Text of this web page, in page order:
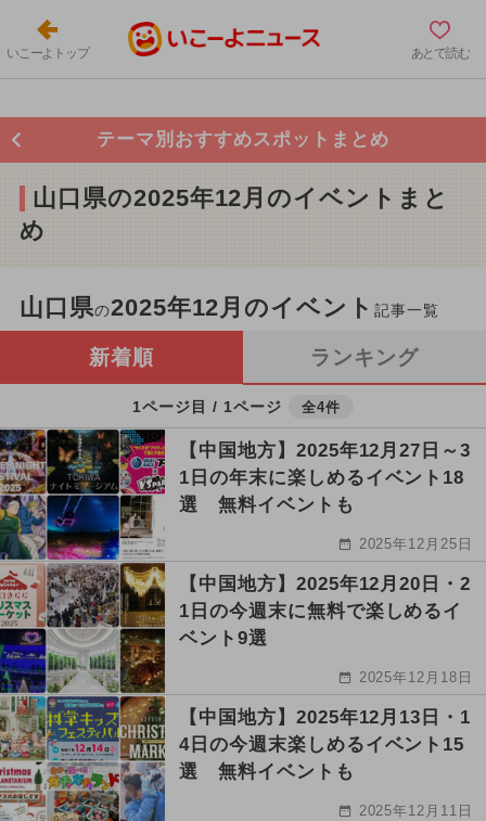
いこーよトップ あとで読む
テーマ別おすすめスポットまとめ
山口県の2025年12月のイベントまと
め
山口県の2025年12月のイベント記事一覧
新着順 ランキング
1ページ目 / 1ページ 全4件
【中国地方】2025年12月27日～3
1日の年末に楽しめるイベント18
選 無料イベントも
2025年12月25日
【中国地方】2025年12月20日・2
1日の今週末に無料で楽しめるイ
ベント9選
2025年12月18日
【中国地方】2025年12月13日・1
4日の今週末楽しめるイベント15
選 無料イベントも
2025年12月11日